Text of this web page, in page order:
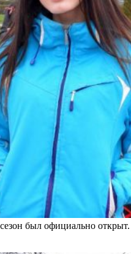
был официально